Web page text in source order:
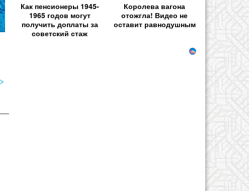
Как пенсионеры 1945-
1965 годов могут
получить доплаты за
советский стаж
Королева вагона
отожгла! Видео не
оставит равнодушным